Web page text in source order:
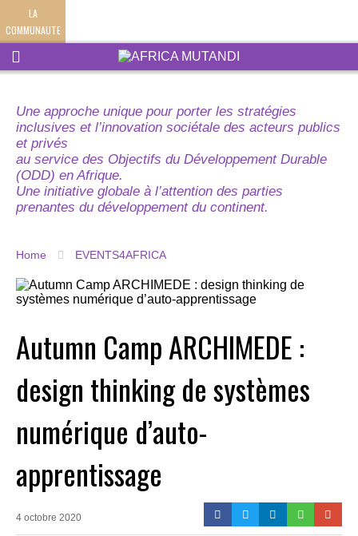
LA
COMMUNAUTE
Une approche unique pour porter les stratégies
inclusives et l’innovation sociétale des acteurs publics
et privés
au service des Objectifs du Développement Durable
(ODD) en Afrique.
Une initiative globale à l’attention des parties
prenantes du développement du continent.
Home EVENTS4AFRICA
Autumn Camp ARCHIMEDE :
design thinking de systèmes
numérique d’auto-
apprentissage
4 octobre 2020